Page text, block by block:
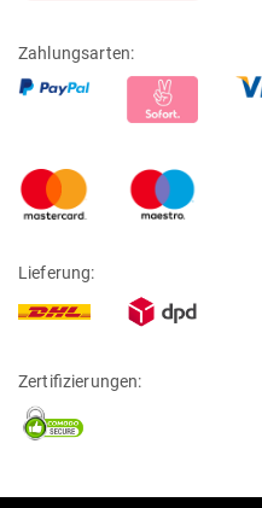
Zahlungsarten:
Lieferung:
Zertifizierungen: